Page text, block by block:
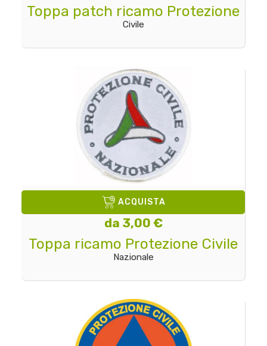
Toppa patch ricamo Protezione
Civile
ACQUISTA
da 3,00 €
Toppa ricamo Protezione Civile
Nazionale